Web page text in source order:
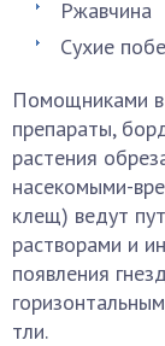
Ржавчина
Сухие
Помощниками в
препараты,
растения
насекомыми-
клещ) ведут
растворами и
появления
тли.